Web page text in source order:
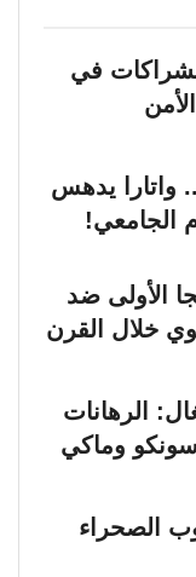
في
واتارا يدهس
الجامعي!
الأولى ضد
خلال القرن
الرهانات
وماكي
الصحراء